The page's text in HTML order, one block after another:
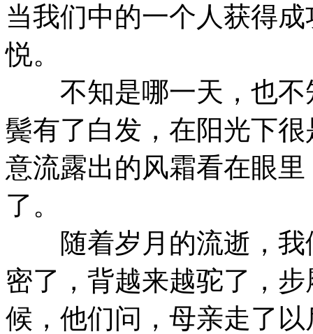
当我们中的一个人获得
悦。
不知是哪一天，也不
鬓有了白发，在阳光下
意流露出的风霜看在眼
了。
随着岁月的流逝，我
密了，背越来越驼了，
候，他们问，母亲走了